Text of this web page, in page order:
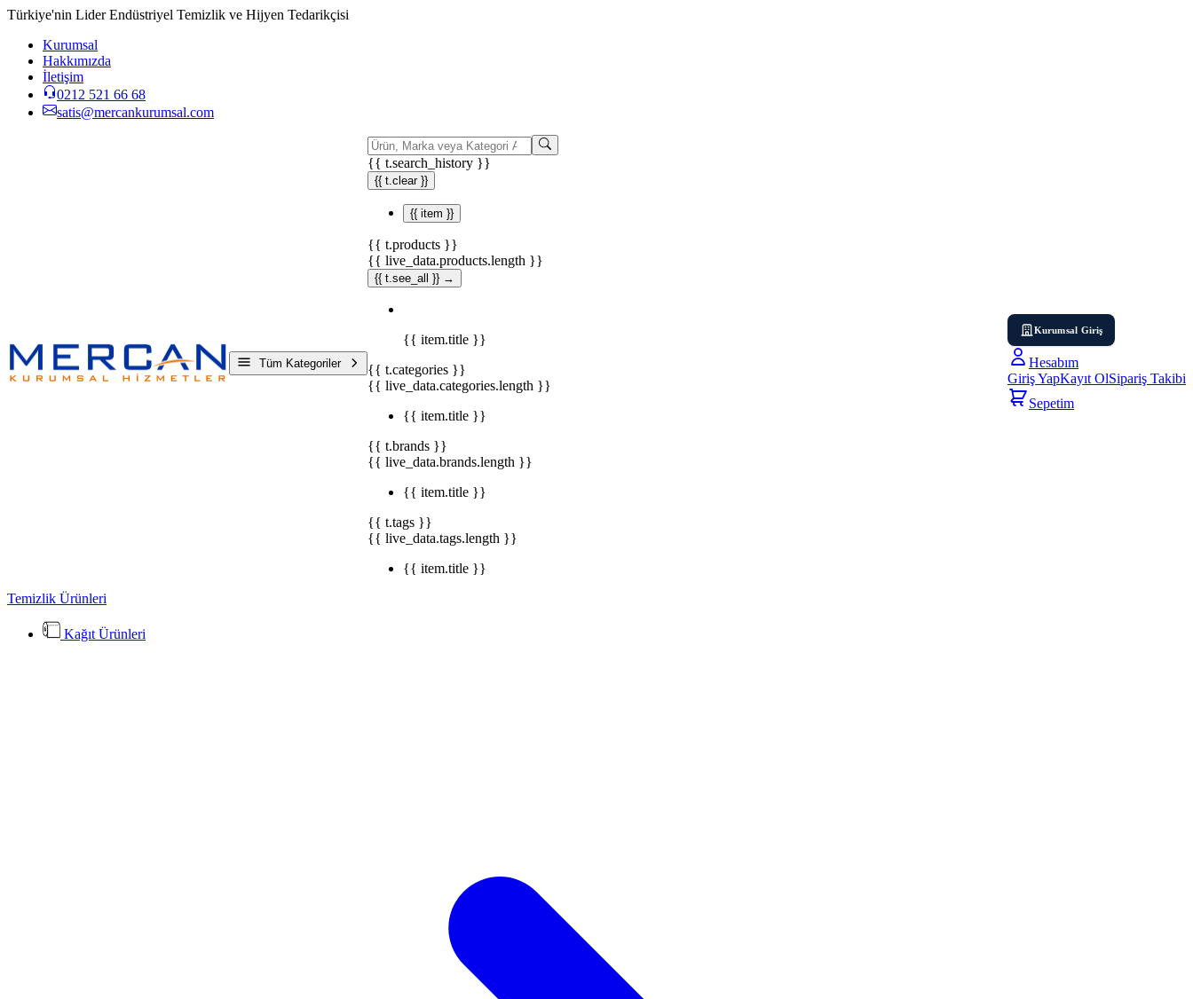
Türkiye'nin Lider Endüstriyel Temizlik ve Hijyen Tedarikçisi
Kurumsal
Hakkımızda
İletişim
0212 521 66 68
satis@mercankurumsal.com
Tüm Kategoriler
{{ t.search_history }}
{{ t.clear }}
{{ item }}
{{ t.products }}
{{ live_data.products.length }}
{{ t.see_all }} →
{{ item.title }}
{{ t.categories }}
{{ live_data.categories.length }}
{{ item.title }}
{{ t.brands }}
{{ live_data.brands.length }}
{{ item.title }}
{{ t.tags }}
{{ live_data.tags.length }}
{{ item.title }}
Kurumsal Giriş
Hesabım
Giriş YapKayıt OlSipariş Takibi
Sepetim
Temizlik Ürünleri
Kağıt Ürünleri